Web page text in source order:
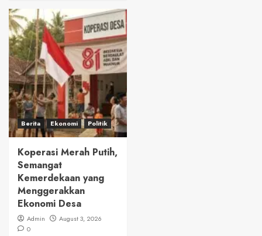
Berita Ekonomi Politik
Koperasi Merah Putih,
Semangat
Kemerdekaan yang
Menggerakkan
Ekonomi Desa
Admin
August 3, 2026
0